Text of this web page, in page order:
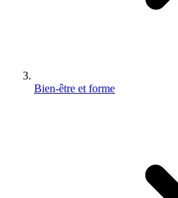
Bien-être et forme